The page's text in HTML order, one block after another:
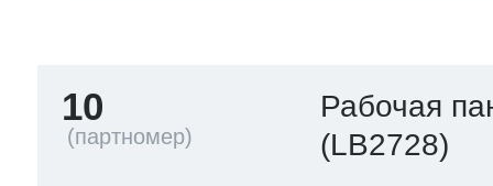
10
Рабочая
(LB2728)